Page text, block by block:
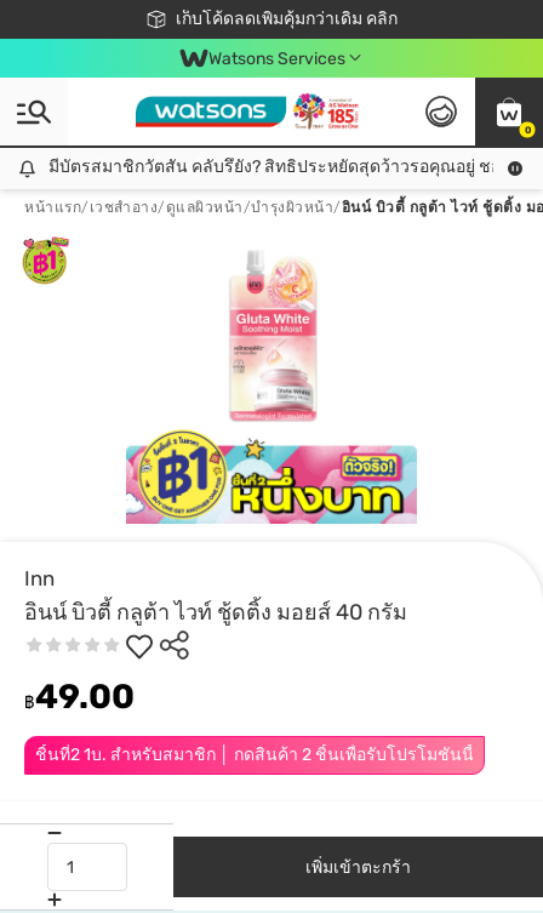
เก็บโค้ดลดเพิ่มคุ้มกว่าเดิม คลิก
ชอปออนไลน์ครั้งแรก ลดเพิ่มจุก ๆ 10%! 🎉
📦ส่งฟรี! เมื่อชอป 499฿
สมาชิกวัตสัน คลับดียังไง?
Watsons Services
0
มีบัตรสมาชิกวัตสัน คลับรึยัง? สิทธิประหยัดสุดว้าวรอคุณอยู่ ชอปคุ้มกว่าเดิม คลิก!
มีบัตรสมาชิกวัตสัน คลับรึยัง? สิทธิประหยัดสุดว้าวรอคุณอยู่ ชอปคุ้มก
หน้าแรก/ เวชสำอาง/ ดูแลผิวหน้า/บำรุงผิวหน้า/อินน์ บิวตี้ กลูต้า ไวท์ ชู้ดติ้ง ม
Inn
อินน์ บิวตี้ กลูต้า ไวท์ ชู้ดติ้ง มอยส์ 40 กรัม
ชิ้นที่2 1บ. สำหรับสมาชิก │ กดสินค้า 2 ชิ้นเพื่อรับโปรโมชันนี้
฿49.00
เพิ่มเข้าตะกร้า